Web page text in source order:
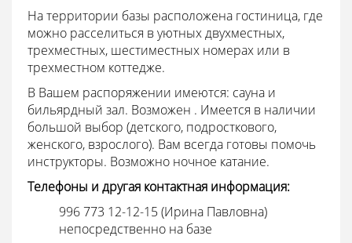
На территории базы расположена гостиница, где
можно расселиться в уютных двухместных,
трехместных, шестиместных номерах или в
трехместном коттедже.
В Вашем распоряжении имеются: сауна и
бильярдный зал. Возможен . Имеется в наличии
большой выбор (детского, подросткового,
женского, взрослого). Вам всегда готовы помочь
инструкторы. Возможно ночное катание.
Телефоны и другая контактная информация:
996 773 12-12-15 (Ирина Павловна)
непосредственно на базе